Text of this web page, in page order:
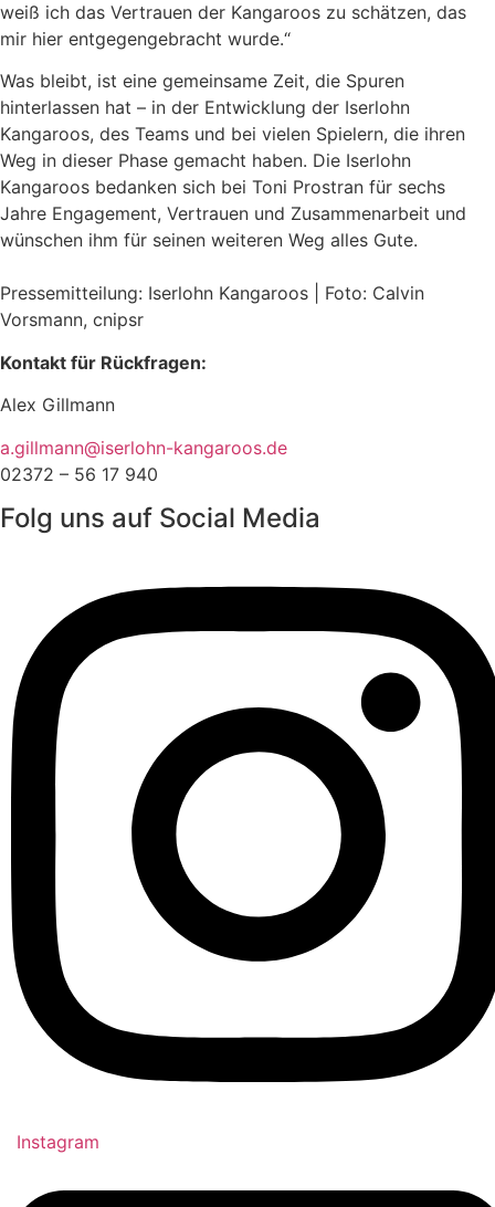
weiß ich das Vertrauen der Kangaroos zu schätzen, das
mir hier entgegengebracht wurde.“
Was bleibt, ist eine gemeinsame Zeit, die Spuren
hinterlassen hat – in der Entwicklung der Iserlohn
Kangaroos, des Teams und bei vielen Spielern, die ihren
Weg in dieser Phase gemacht haben. Die Iserlohn
Kangaroos bedanken sich bei Toni Prostran für sechs
Jahre Engagement, Vertrauen und Zusammenarbeit und
wünschen ihm für seinen weiteren Weg alles Gute.
Pressemitteilung: Iserlohn Kangaroos | Foto: Calvin
Vorsmann, cnipsr
Kontakt für Rückfragen:
Alex Gillmann
a.gillmann@iserlohn-kangaroos.de
02372 – 56 17 940
Folg uns auf Social Media
Instagram